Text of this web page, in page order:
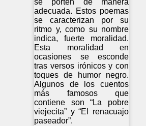
se porten de manera
adecuada. Estos poemas
se caracterizan por su
ritmo y, como su nombre
indica, fuerte moralidad.
Esta moralidad en
ocasiones se esconde
tras versos irónicos y con
toques de humor negro.
Algunos de los cuentos
más famosos que
contiene son “La pobre
viejecita” y “El renacuajo
paseador”.